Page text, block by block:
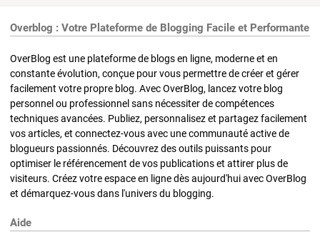
Overblog : Votre Plateforme de Blogging Facile et Performante
OverBlog est une plateforme de blogs en ligne, moderne et en
constante évolution, conçue pour vous permettre de créer et gérer
facilement votre propre blog. Avec OverBlog, lancez votre blog
personnel ou professionnel sans nécessiter de compétences
techniques avancées. Publiez, personnalisez et partagez facilement
vos articles, et connectez-vous avec une communauté active de
blogueurs passionnés. Découvrez des outils puissants pour
optimiser le référencement de vos publications et attirer plus de
visiteurs. Créez votre espace en ligne dès aujourd'hui avec OverBlog
et démarquez-vous dans l'univers du blogging.
Aide